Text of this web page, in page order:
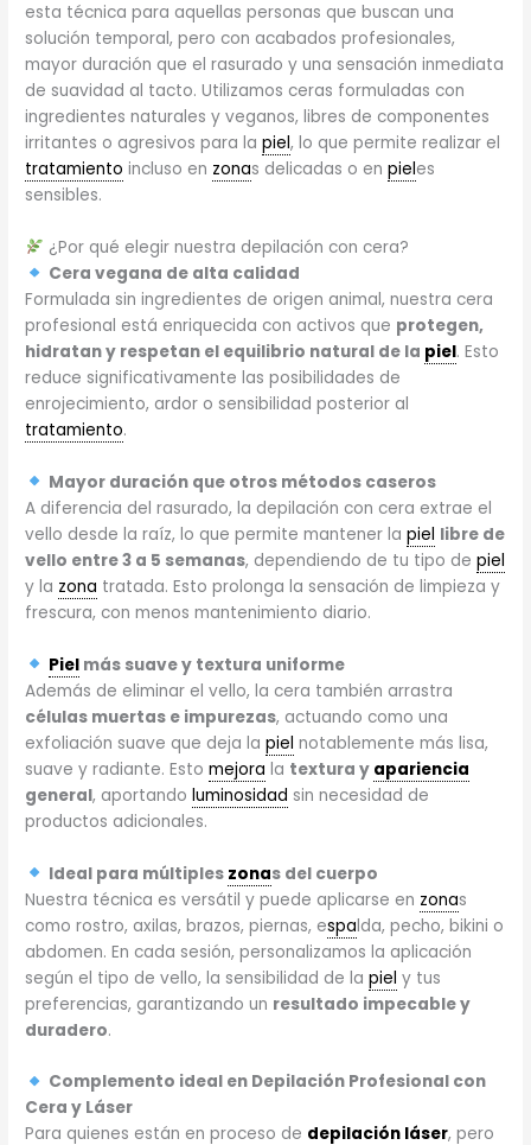
esta técnica para aquellas personas que buscan una
solución temporal, pero con acabados profesionales,
mayor duración que el rasurado y una sensación inmediata
de suavidad al tacto. Utilizamos ceras formuladas con
ingredientes naturales y veganos, libres de componentes
irritantes o agresivos para lapiel, lo que permite realizar el
tratamiento incluso en zonas delicadas o enpieles
sensibles.
¿Por qué elegir nuestra depilación con cera?
Cera vegana de alta calidad
Formulada sin ingredientes de origen animal, nuestra cera
profesional está enriquecida con activos que protegen,
hidratan y respetan el equilibrio natural de la piel. Esto
reduce significativamente las posibilidades de
enrojecimiento, ardor o sensibilidad posterior al
tratamiento.
Mayor duración que otros métodos caseros
A diferencia del rasurado, la depilación con cera extrae el
vello desde la raíz, lo que permite mantener lapiel libre de
vello entre 3 a 5 semanas, dependiendo de tu tipo depiel
y la zona tratada. Esto prolonga la sensación de limpieza y
frescura, con menos mantenimiento diario.
Pielmás suave y textura uniforme
Además de eliminar el vello, la cera también arrastra
células muertas e impurezas, actuando como una
exfoliación suave que deja lapiel notablemente más lisa,
suave y radiante. Estomejora la textura y apariencia
general, aportandoluminosidad sin necesidad de
productos adicionales.
Ideal para múltiples zonas del cuerpo
Nuestra técnica es versátil y puede aplicarse en zonas
como rostro, axilas, brazos, piernas, espalda, pecho, bikini o
abdomen. En cada sesión, personalizamos la aplicación
según el tipo de vello, la sensibilidad de lapiel y tus
preferencias, garantizando un resultado impecable y
duradero.
Complemento ideal en Depilación Profesional con
Cera y Láser
Para quienes están en proceso de depilación láser, pero